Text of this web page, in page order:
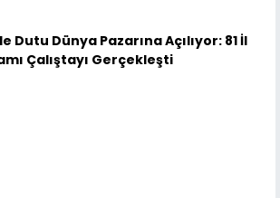
Dutu Dünya Pazarına Açılıyor: 81 İl
Çalıştayı Gerçekleşti